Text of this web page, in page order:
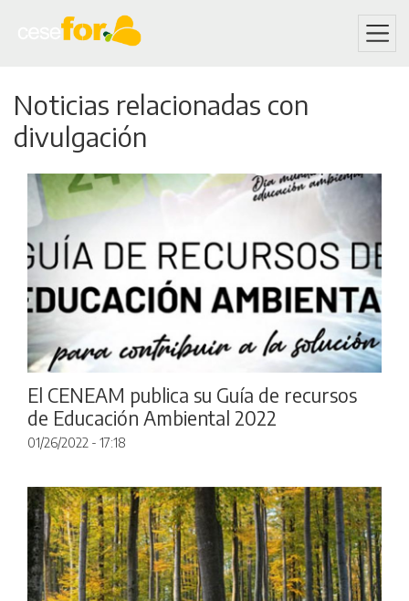
to
Noticias relacionadas con
divulgación
El CENEAM publica su Guía de recursos
de Educación Ambiental 2022
01/26/2022 - 17:18